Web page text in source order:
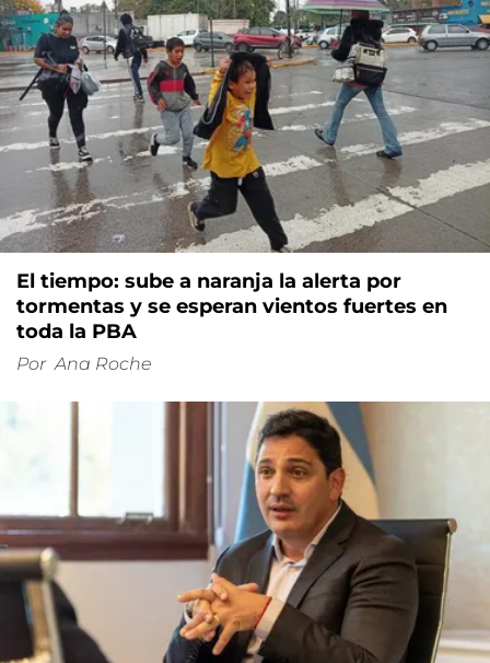
El tiempo: sube a naranja la alerta por
tormentas y se esperan vientos fuertes en
toda la PBA
Por Ana Roche